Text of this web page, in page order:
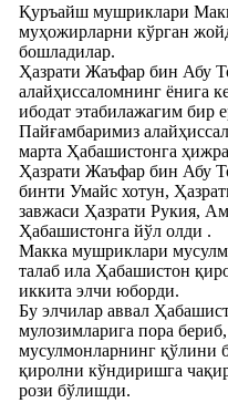
Қуръайш мушриклари
муҳожирларни кўрган
бошладилар.
Ҳазрати Жаъфар бин Абу
алайҳиссаломнинг ёнига
ибодат этабилажагим бир
Пайғамбаримиз
марта Ҳабашистонга
Ҳазрати Жаъфар бин Абу
бинти Умайс хотун,
завжаси Ҳазрати Рукия,
Ҳабашистонга йўл олди .
Макка мушриклари
талаб ила Ҳабашистон
иккита элчи юборди.
Бу элчилар аввал
мулозимларига пора
мусулмонларнинг қўлини
қиролни кўндиришга
рози бўлишди.